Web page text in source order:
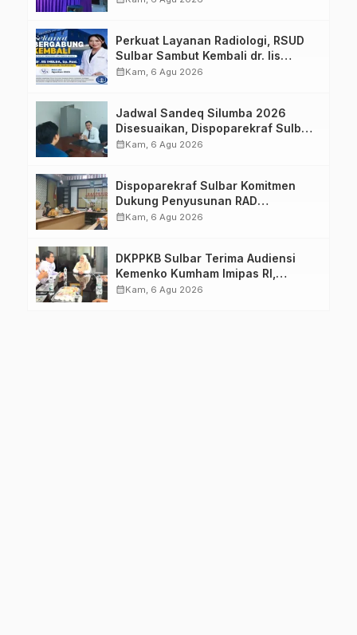
Perkuat Layanan Radiologi, RSUD
Sulbar Sambut Kembali dr. Iis
Imelda, Sp.Rad
calendar_monthKam, 6 Agu 2026
Jadwal Sandeq Silumba 2026
Disesuaikan, Dispoparekraf Sulbar
Pastikan Persiapan Tetap
calendar_monthKam, 6 Agu 2026
Dispoparekraf Sulbar Komitmen
Dukung Penyusunan RAD
TPB/SDGs Sulawesi Barat
calendar_monthKam, 6 Agu 2026
DKPPKB Sulbar Terima Audiensi
Kemenko Kumham Imipas RI,
Perkuat Pelayanan Kesehatan bagi
calendar_monthKam, 6 Agu 2026